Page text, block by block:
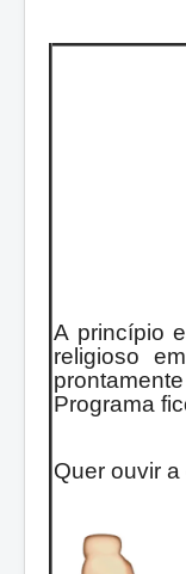
A princípio
religioso
Programa
Quer ouvir